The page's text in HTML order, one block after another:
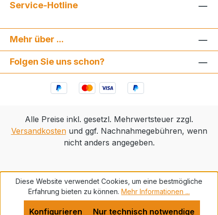
Service-Hotline
Mehr über ...
Folgen Sie uns schon?
Alle Preise inkl. gesetzl. Mehrwertsteuer zzgl.
Versandkostenund ggf. Nachnahmegebühren, wenn
nicht anders angegeben.
Diese Website verwendet Cookies, um eine bestmögliche
Erfahrung bieten zu können. Mehr Informationen ...
Nur technisch notwendige
Konfigurieren